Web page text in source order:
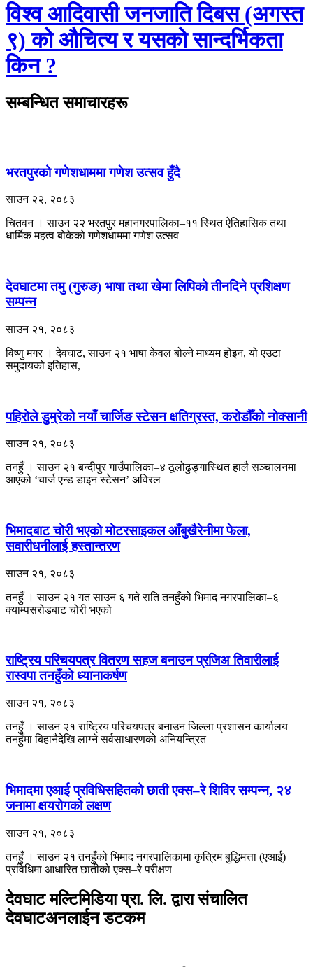
विश्व आदिवासी जनजाति दिबस (अगस्त
९) को औचित्य र यसको सान्दर्भिकता
किन ?
सम्बन्धित समाचारहरू
भरतपुरको गणेशधाममा गणेश उत्सव हुँदै
साउन २२, २०८३
चितवन । साउन २२ भरतपुर महानगरपालिका–११ स्थित ऐतिहासिक तथा
धार्मिक महत्व बोकेको गणेशधाममा गणेश उत्सव
देवघाटमा तमु (गुरुङ) भाषा तथा खेमा लिपिको तीनदिने प्रशिक्षण
सम्पन्न
साउन २१, २०८३
विष्णु मगर । देवघाट, साउन २१ भाषा केवल बोल्ने माध्यम होइन, यो एउटा
समुदायको इतिहास,
पहिरोले डुम्रेको नयाँ चार्जिङ स्टेसन क्षतिग्रस्त, करोडौँको नोक्सानी
साउन २१, २०८३
तनहुँ । साउन २१ बन्दीपुर गाउँपालिका–४ ठूलोढुङ्गास्थित हालै सञ्चालनमा
आएको ‘चार्ज एन्ड डाइन स्टेसन’ अविरल
भिमादबाट चोरी भएको मोटरसाइकल आँबुखैरेनीमा फेला,
सवारीधनीलाई हस्तान्तरण
साउन २१, २०८३
तनहुँ । साउन २१ गत साउन ६ गते राति तनहुँको भिमाद नगरपालिका–६
क्याम्पसरोडबाट चोरी भएको
राष्ट्रिय परिचयपत्र वितरण सहज बनाउन प्रजिअ तिवारीलाई
रास्वपा तनहुँको ध्यानाकर्षण
साउन २१, २०८३
तनहुँ । साउन २१ राष्ट्रिय परिचयपत्र बनाउन जिल्ला प्रशासन कार्यालय
तनहुँमा बिहानैदेखि लाग्ने सर्वसाधारणको अनियन्त्रित
भिमादमा एआई प्रविधिसहितको छाती एक्स–रे शिविर सम्पन्न, २४
जनामा क्षयरोगको लक्षण
साउन २१, २०८३
तनहुँ । साउन २१ तनहुँको भिमाद नगरपालिकामा कृत्रिम बुद्धिमत्ता (एआई)
प्रविधिमा आधारित छातीको एक्स–रे परीक्षण
देवघाट मल्टिमिडिया प्रा. लि. द्वारा संचालित
देवघाटअनलाईन डटकम